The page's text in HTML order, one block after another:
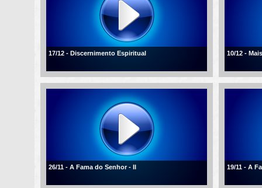
17/12 - Discernimento Espiritual 10/12 -
26/11 - A Fama do Senhor - II 19/11 - A